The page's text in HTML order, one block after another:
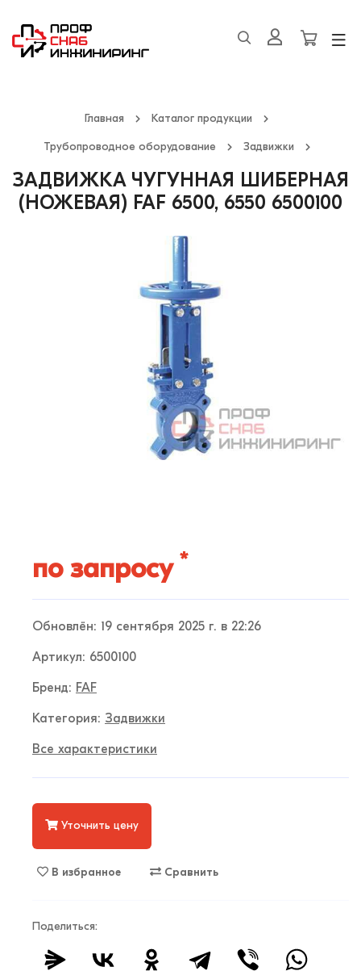
Главная Каталог продукции
Трубопроводное оборудование Задвижки
ЗАДВИЖКА ЧУГУННАЯ ШИБЕРНАЯ
(НОЖЕВАЯ) FAF 6500, 6550 6500100
по запросу *
Обновлён: 19 сентября 2025 г. в 22:26
Артикул: 6500100
Бренд: FAF
Категория: Задвижки
Все характеристики
Уточнить цену
В избранное Сравнить
Поделиться: